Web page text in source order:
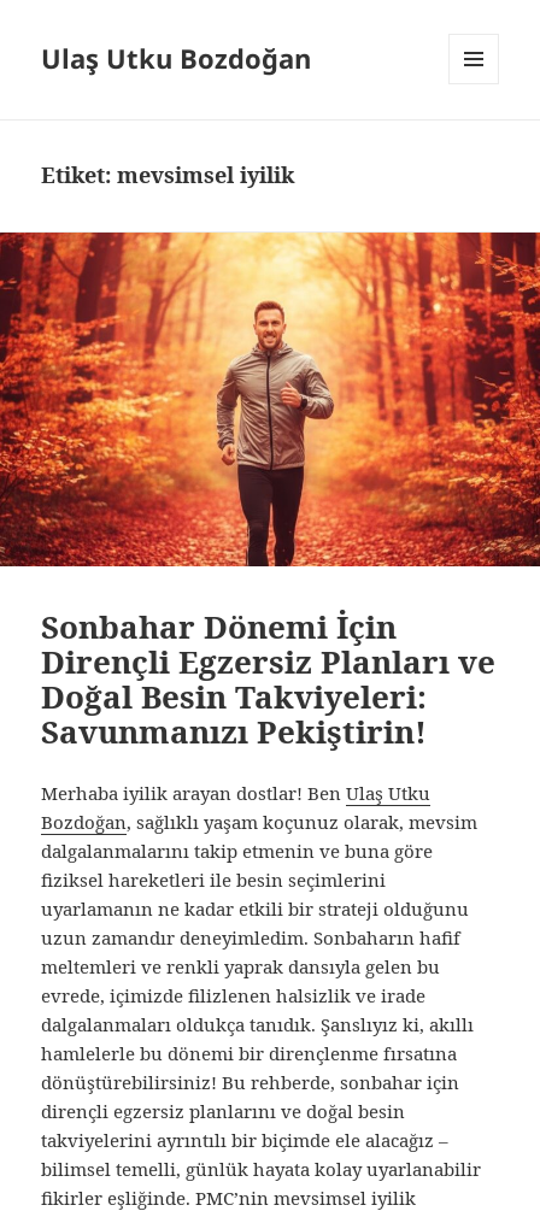
Ulaş Utku Bozdoğan
Etiket:mevsimsel iyilik
Sonbahar Dönemi İçin
Dirençli Egzersiz Planları ve
Doğal Besin Takviyeleri:
Savunmanızı Pekiştirin!
Merhaba iyilik arayan dostlar! BenUlaş Utku
Bozdoğan, sağlıklı yaşam koçunuz olarak, mevsim
dalgalanmalarını takip etmenin ve buna göre
fiziksel hareketleri ile besin seçimlerini
uyarlamanın ne kadar etkili bir strateji olduğunu
uzun zamandır deneyimledim. Sonbaharın hafif
meltemleri ve renkli yaprak dansıyla gelen bu
evrede, içimizde filizlenen halsizlik ve irade
dalgalanmaları oldukça tanıdık. Şanslıyız ki, akıllı
hamlelerle bu dönemi bir dirençlenme fırsatına
dönüştürebilirsiniz! Bu rehberde, sonbahar için
dirençli egzersiz planlarını ve doğal besin
takviyelerini ayrıntılı bir biçimde ele alacağız –
bilimsel temelli, günlük hayata kolay uyarlanabilir
fikirler eşliğinde. PMC’nin mevsimsel iyilik